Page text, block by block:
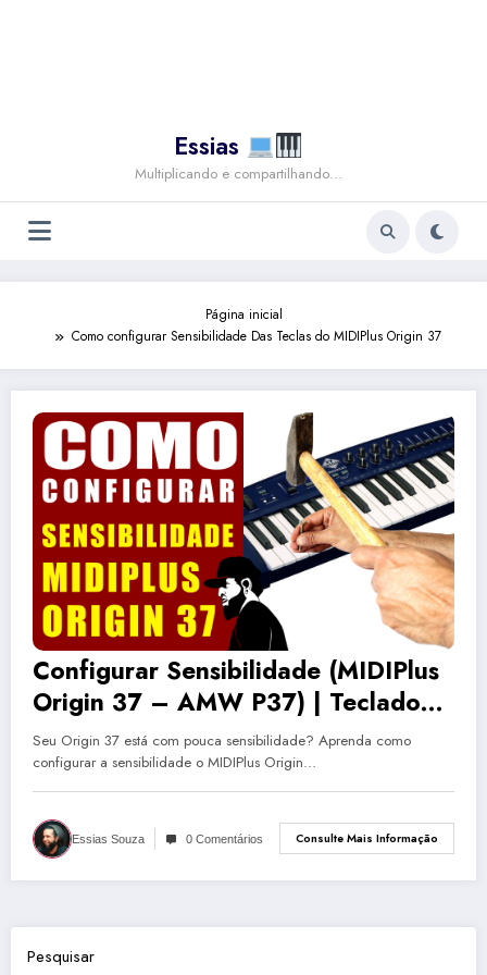
Essias
Multiplicando e compartilhando…
Página inicial
Como configurar Sensibilidade Das Teclas do MIDIPlus Origin 37
Configurar Sensibilidade (MIDIPlus
Origin 37 – AMW P37) | Teclado
Musical Mais Barato #20
Seu Origin 37 está com pouca sensibilidade? Aprenda como
configurar a sensibilidade o MIDIPlus Origin…
Essias Souza 0 Comentários Consulte Mais Informação
Pesquisar